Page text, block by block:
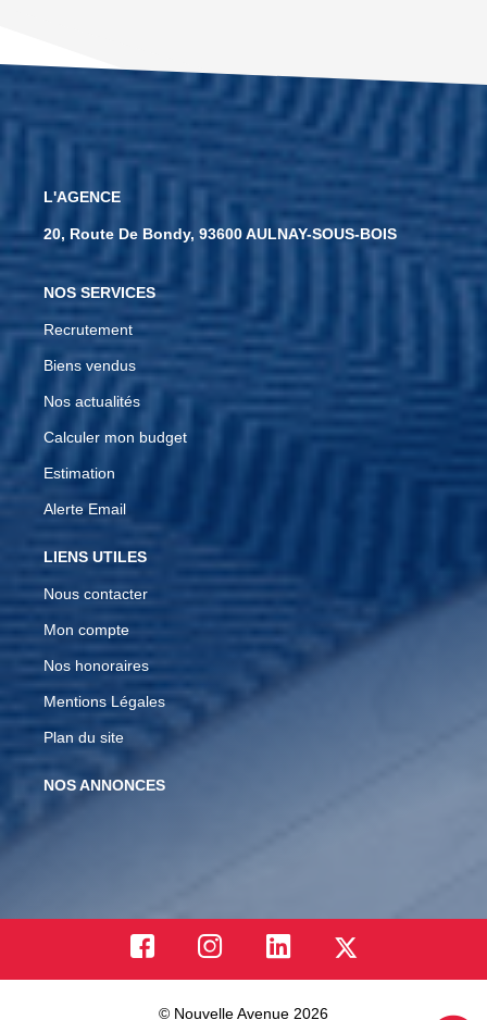
L'AGENCE
20, Route De Bondy, 93600 AULNAY-SOUS-BOIS
NOS SERVICES
Recrutement
Biens vendus
Nos actualités
Calculer mon budget
Estimation
Alerte Email
LIENS UTILES
Nous contacter
Mon compte
Nos honoraires
Mentions Légales
Plan du site
NOS ANNONCES
© Nouvelle Avenue 2026